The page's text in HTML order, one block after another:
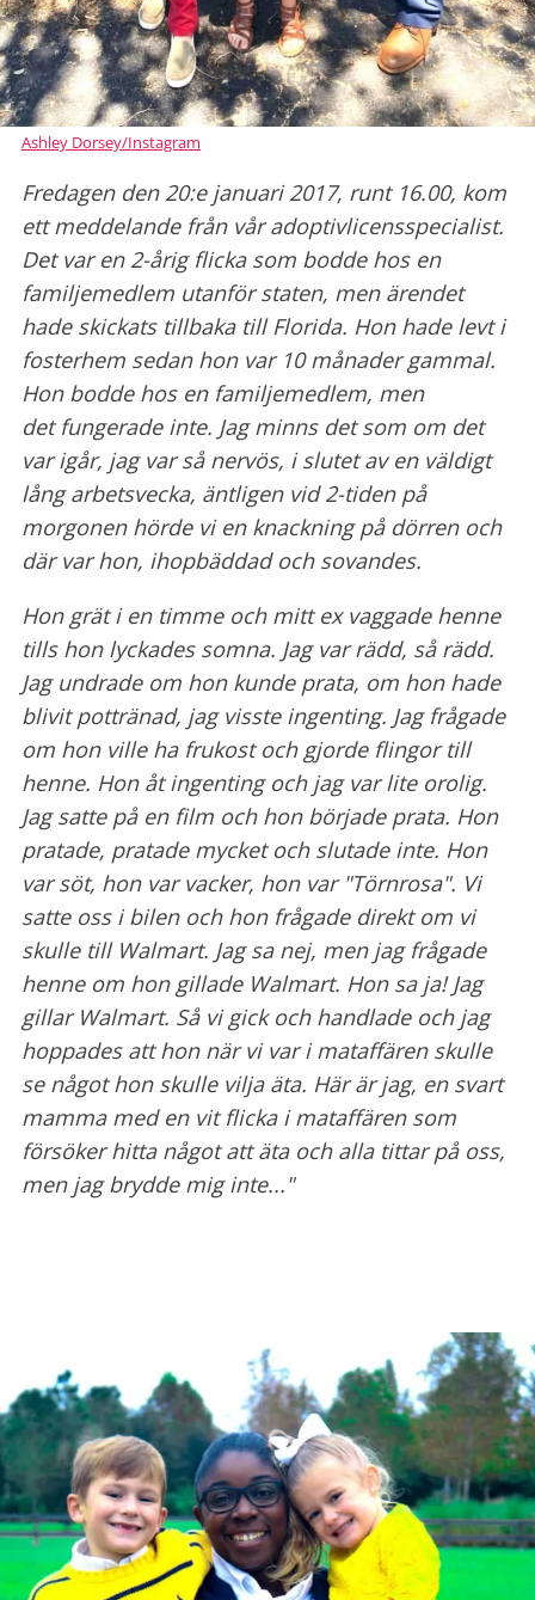
Ashley Dorsey/Instagram
Fredagen den 20:e januari 2017, runt 16.00, kom
ett meddelande från vår adoptivlicensspecialist.
Det var en 2-årig flicka som bodde hos en
familjemedlem utanför staten, men ärendet
hade skickats tillbaka till Florida. Hon hade levt i
fosterhem sedan hon var 10 månader gammal.
Hon bodde hos en familjemedlem, men
det fungerade inte. Jag minns det som om det
var igår, jag var så nervös, i slutet av en väldigt
lång arbetsvecka, äntligen vid 2-tiden på
morgonen hörde vi en knackning på dörren och
där var hon, ihopbäddad och sovandes.
Hon grät i en timme och mitt ex vaggade henne
tills hon lyckades somna. Jag var rädd, så rädd.
Jag undrade om hon kunde prata, om hon hade
blivit pottränad, jag visste ingenting. Jag frågade
om hon ville ha frukost och gjorde flingor till
henne. Hon åt ingenting och jag var lite orolig.
Jag satte på en film och hon började prata. Hon
pratade, pratade mycket och slutade inte. Hon
var söt, hon var vacker, hon var "Törnrosa". Vi
satte oss i bilen och hon frågade direkt om vi
skulle till Walmart. Jag sa nej, men jag frågade
henne om hon gillade Walmart. Hon sa ja! Jag
gillar Walmart. Så vi gick och handlade och jag
hoppades att hon när vi var i mataffären skulle
se något hon skulle vilja äta. Här är jag, en svart
mamma med en vit flicka i mataffären som
försöker hitta något att äta och alla tittar på oss,
men jag brydde mig inte..."